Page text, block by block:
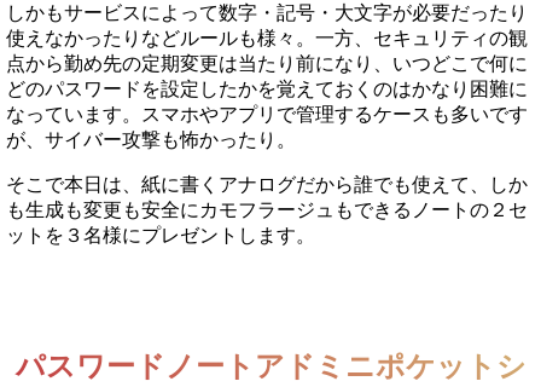
しかもサービスによって数字・記号・大文字が必要だったり
使えなかったりなどルールも様々。 一方、セキュリティの観
点から勤め先の定期変更は当たり前になり、いつどこで何に
どのパスワードを設定したかを覚えておくのはかなり困難に
なっています。スマホやアプリで管理するケースも多いです
が、サイバー攻撃も怖かったり。
そこで本日は、紙に書くアナログだから誰でも使えて、しか
も生成も変更も安全にカモフラージュもできるノートの２セ
ットを３名様にプレゼントします。
パスワードノートアドミニポケットシ